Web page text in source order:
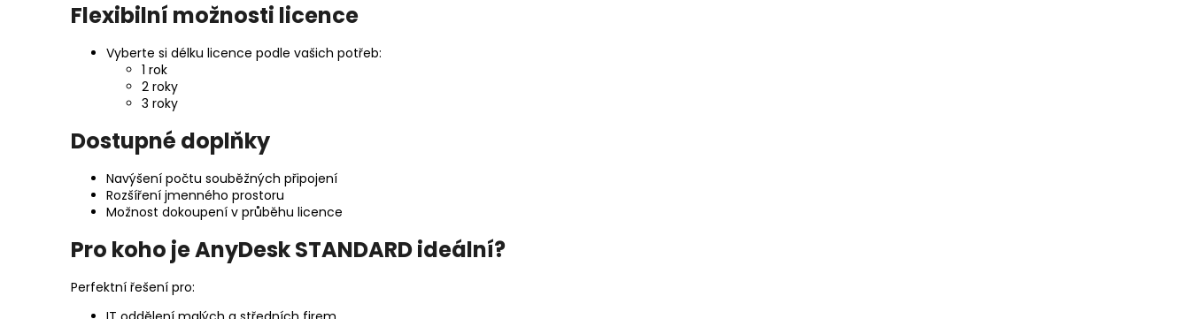
Flexibilní možnosti licence
Vyberte si délku licence podle vašich potřeb:
1 rok
2 roky
3 roky
Dostupné doplňky
Navýšení počtu souběžných připojení
Rozšíření jmenného prostoru
Možnost dokoupení v průběhu licence
Pro koho je AnyDesk STANDARD ideální?
Perfektní řešení pro: